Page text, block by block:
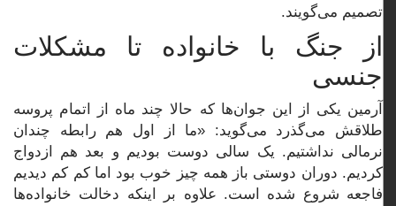
تصمیم می‌گویند.
از جنگ با خانواده تا مشکلات
جنسی
آرمین یکی از این جوان‌ها که حالا چند ماه از اتمام پروسه
طلاقش می‌گذرد می‌گوید: «ما از اول هم رابطه چندان
نرمالی نداشتیم. یک سالی دوست بودیم و بعد هم ازدواج
کردیم. دوران دوستی باز همه چیز خوب بود اما کم کم دیدیم
فاجعه شروع شده است. علاوه بر اینکه دخالت خانواده‌ها